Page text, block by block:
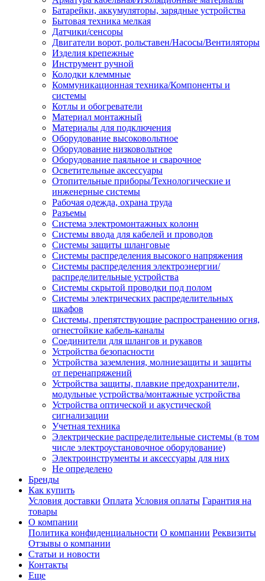
Батарейки, аккумуляторы, зарядные устройства
Бытовая техника мелкая
Датчики/сенсоры
Двигатели ворот, рольставен/Насосы/Вентиляторы
Изделия крепежные
Инструмент ручной
Колодки клеммные
Коммуникационная техника/Компоненты и
системы
Котлы и обогреватели
Материал монтажный
Материалы для подключения
Оборудование высоковольтное
Оборудование низковольтное
Оборудование паяльное и сварочное
Осветительные аксессуары
Отопительные приборы/Технологические и
инженерные системы
Рабочая одежда, охрана труда
Разъемы
Система электромонтажных колонн
Системы ввода для кабелей и проводов
Системы защиты шланговые
Системы распределения высокого напряжения
Системы распределения электроэнергии/
распределительные устройства
Системы скрытой проводки под полом
Системы электрических распределительных
шкафов
Системы, препятствующие распространению огня,
огнестойкие кабель-каналы
Соединители для шлангов и рукавов
Устройства безопасности
Устройства заземления, молниезащиты и защиты
от перенапряжений
Устройства защиты, плавкие предохранители,
модульные устройства/монтажные устройства
Устройства оптической и акустической
сигнализации
Учетная техника
Электрические распределительные системы (в том
числе электроустановочное оборудование)
Электроинструменты и аксессуары для них
Не определено
Бренды
Как купить
Условия доставки Оплата Условия оплаты Гарантия на
товары
О компании
Политика конфиденциальности О компании Реквизиты
Отзывы о компании
Статьи и новости
Контакты
Еще